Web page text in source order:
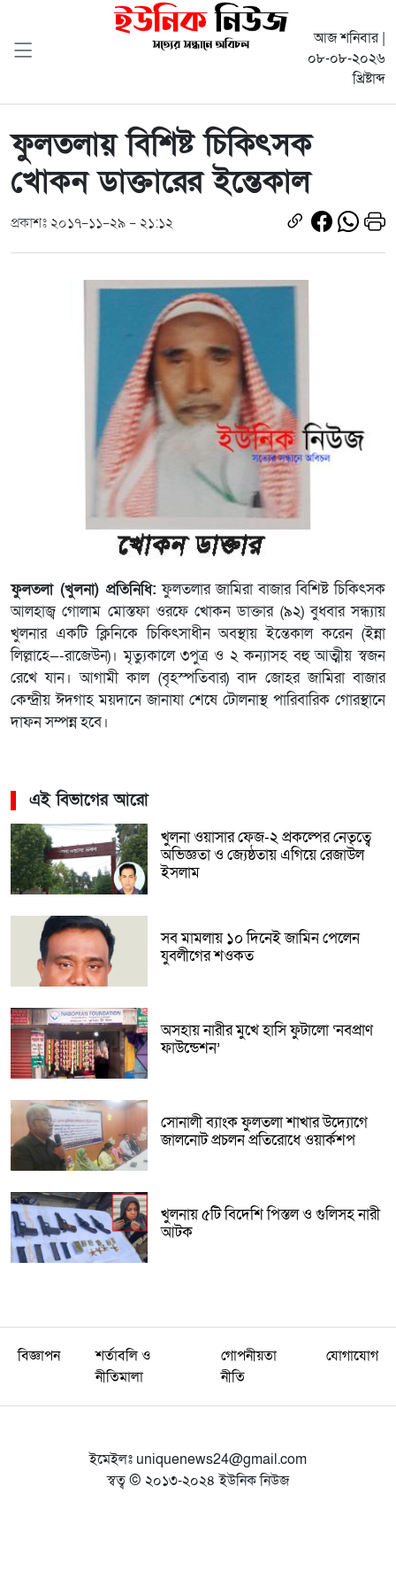
আজ শনিবার |
০৮-০৮-২০২৬
খ্রিষ্টাব্দ
ফুলতলায় বিশিষ্ট চিকিৎসক
খোকন ডাক্তারের ইন্তেকাল
প্রকাশঃ ২০১৭-১১-২৯ - ২১:১২
ফুলতলা (খুলনা) প্রতিনিধি: ফুলতলার জামিরা বাজার বিশিষ্ট চিকিৎসক
আলহাজ্ব গোলাম মোস্তফা ওরফে খোকন ডাক্তার (৯২) বুধবার সন্ধ্যায়
খুলনার একটি ক্লিনিকে চিকিৎসাধীন অবস্থায় ইন্তেকাল করেন (ইন্না
লিল্লাহে—-রাজেউন)। মৃত্যুকালে ৩পুত্র ও ২ কন্যাসহ বহু আত্মীয় স্বজন
রেখে যান। আগামী কাল (বৃহস্পতিবার) বাদ জোহর জামিরা বাজার
কেন্দ্রীয় ঈদগাহ ময়দানে জানাযা শেষে টোলনাস্থ পারিবারিক গোরস্থানে
দাফন সম্পন্ন হবে।
এই বিভাগের আরো
খুলনা ওয়াসার ফেজ-২ প্রকল্পের নেতৃত্বে
অভিজ্ঞতা ও জ্যেষ্ঠতায় এগিয়ে রেজাউল
ইসলাম
সব মামলায় ১০ দিনেই জামিন পেলেন
যুবলীগের শওকত
অসহায় নারীর মুখে হাসি ফুটালো ‘নবপ্রাণ
ফাউন্ডেশন’
সোনালী ব্যাংক ফুলতলা শাখার উদ্যোগে
জালনোট প্রচলন প্রতিরোধে ওয়ার্কশপ
খুলনায় ৫টি বিদেশি পিস্তল ও গুলিসহ নারী
আটক
বিজ্ঞাপন
শর্তাবলি ও
নীতিমালা
গোপনীয়তা
নীতি
যোগাযোগ
ইমেইলঃ uniquenews24@gmail.com
স্বত্ব © ২০১৩-২০২৪ ইউনিক নিউজ